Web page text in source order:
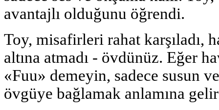
avantajlı olduğunu öğrendi.
Toy, misafirleri rahat karşıladı,
altına atmadı - övdünüz. Eğer
«Fuu» demeyin, sadece susun
övgüye bağlamak anlamına